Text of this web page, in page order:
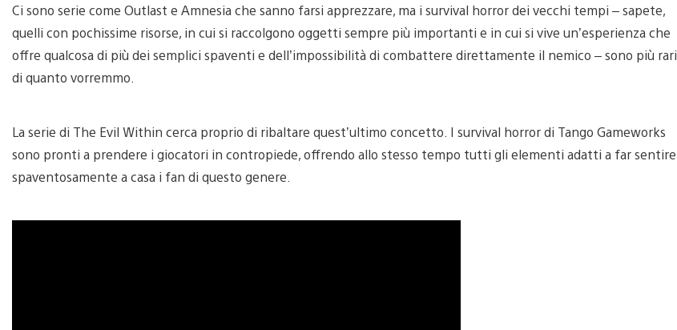
Ci sono serie come Outlast e Amnesia che sanno farsi apprezzare, ma i survival horror dei vecchi tempi – sapete,
quelli con pochissime risorse, in cui si raccolgono oggetti sempre più importanti e in cui si vive un’esperienza che
offre qualcosa di più dei semplici spaventi e dell’impossibilità di combattere direttamente il nemico – sono più rari
di quanto vorremmo.
La serie di The Evil Within cerca proprio di ribaltare quest’ultimo concetto. I survival horror di Tango Gameworks
sono pronti a prendere i giocatori in contropiede, offrendo allo stesso tempo tutti gli elementi adatti a far sentire
spaventosamente a casa i fan di questo genere.